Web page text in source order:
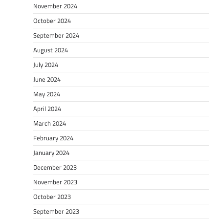
November 2024
October 2024
September 2024
August 2024
July 2024
June 2024
May 2024
April 2024
March 2024
February 2024
January 2024
December 2023
November 2023
October 2023
September 2023